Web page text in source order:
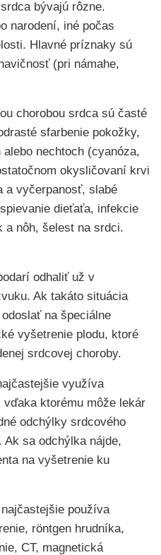
bývajú rôzne.
narodení, iné počas
Hlavné príznaky sú
(pri námahe,
chorobou srdca sú časté
sfarbenie pokožky,
nechtoch (cyanóza,
okysličovaní krvi
a vyčerpanosť, slabé
dieťaťa, infekcie
a nôh, šelest na srdci.
odhaliť už v
Ak takáto situácia
na špeciálne
vyšetrenie plodu, ktoré
srdcovej choroby.
využíva
ktorému môže lekár
odchýlky srdcového
sa odchýlka nájde,
na vyšetrenie ku
používa
röntgen hrudníka,
CT, magnetická